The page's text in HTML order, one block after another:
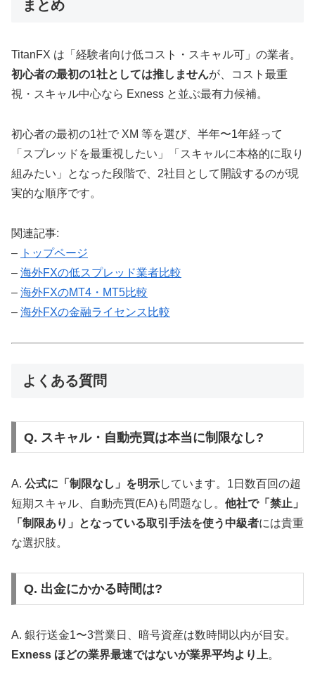
まとめ
TitanFX は「経験者向け低コスト・スキャル可」の業者。
初心者の最初の1社としては推しませんが、コスト最重
視・スキャル中心なら Exness と並ぶ最有力候補。
初心者の最初の1社で XM 等を選び、半年〜1年経って
「スプレッドを最重視したい」「スキャルに本格的に取り
組みたい」となった段階で、2社目として開設するのが現
実的な順序です。
関連記事:
– トップページ
– 海外FXの低スプレッド業者比較
– 海外FXのMT4・MT5比較
– 海外FXの金融ライセンス比較
よくある質問
Q. スキャル・自動売買は本当に制限なし?
A. 公式に「制限なし」を明示しています。1日数百回の超
短期スキャル、自動売買(EA)も問題なし。 他社で「禁止」
「制限あり」となっている取引手法を使う中級者には貴重
な選択肢。
Q. 出金にかかる時間は?
A. 銀行送金1〜3営業日、暗号資産は数時間以内が目安。
Exness ほどの業界最速ではないが業界平均より上。